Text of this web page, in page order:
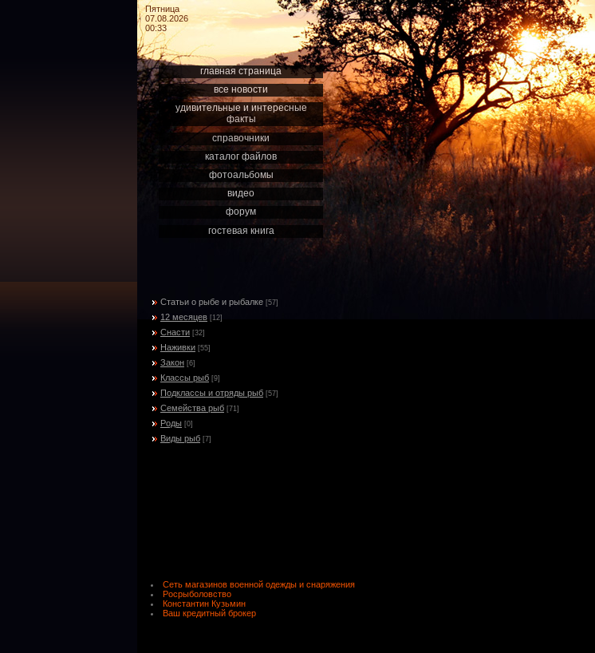
Пятница
07.08.2026
00:33
главная страница
все новости
удивительные и интересные
факты
справочники
каталог файлов
фотоальбомы
видео
форум
гостевая книга
Статьи о рыбе и рыбалке [57]
12 месяцев [12]
Снасти [32]
Наживки [55]
Закон [6]
Классы рыб [9]
Подклассы и отряды рыб [57]
Семейства рыб [71]
Роды [0]
Виды рыб [7]
Сеть магазинов военной одежды и снаряжения
Росрыболовство
Константин Кузьмин
Ваш кредитный брокер